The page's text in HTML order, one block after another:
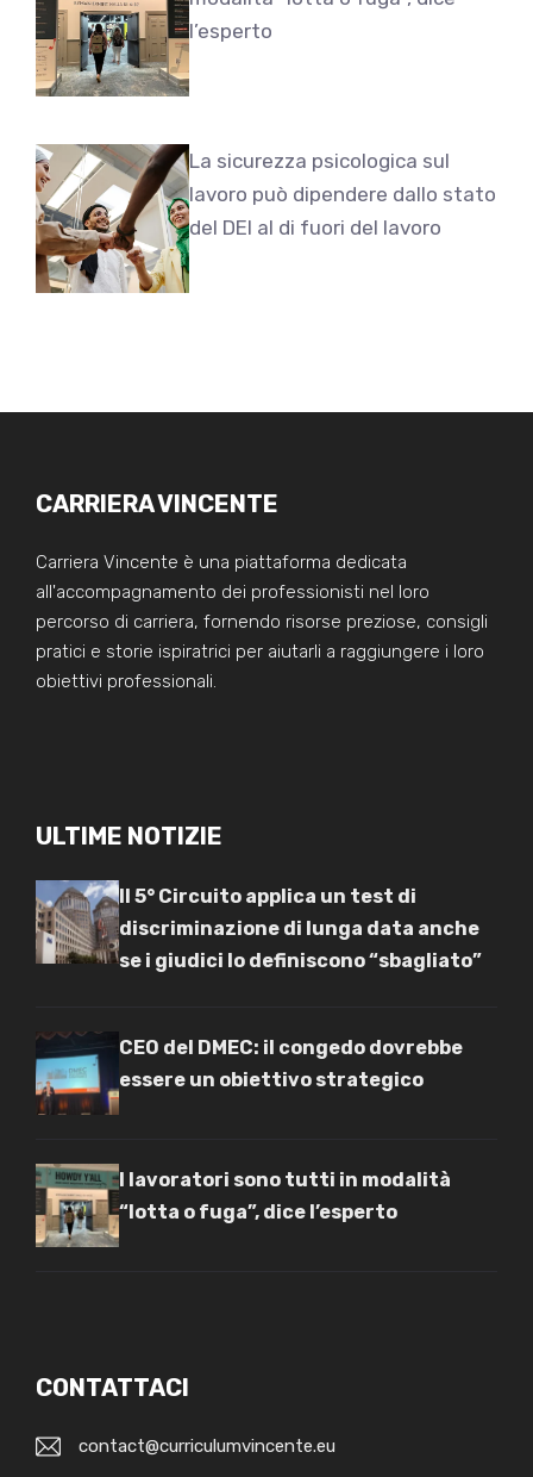
l’esperto
La sicurezza psicologica sul
lavoro può dipendere dallo stato
del DEI al di fuori del lavoro
CARRIERA VINCENTE
Carriera Vincente è una piattaforma dedicata
all'accompagnamento dei professionisti nel loro
percorso di carriera, fornendo risorse preziose, consigli
pratici e storie ispiratrici per aiutarli a raggiungere i loro
obiettivi professionali.
ULTIME NOTIZIE
Il 5° Circuito applica un test di
discriminazione di lunga data anche
se i giudici lo definiscono “sbagliato”
CEO del DMEC: il congedo dovrebbe
essere un obiettivo strategico
I lavoratori sono tutti in modalità
“lotta o fuga”, dice l’esperto
CONTATTACI
contact@curriculumvincente.eu